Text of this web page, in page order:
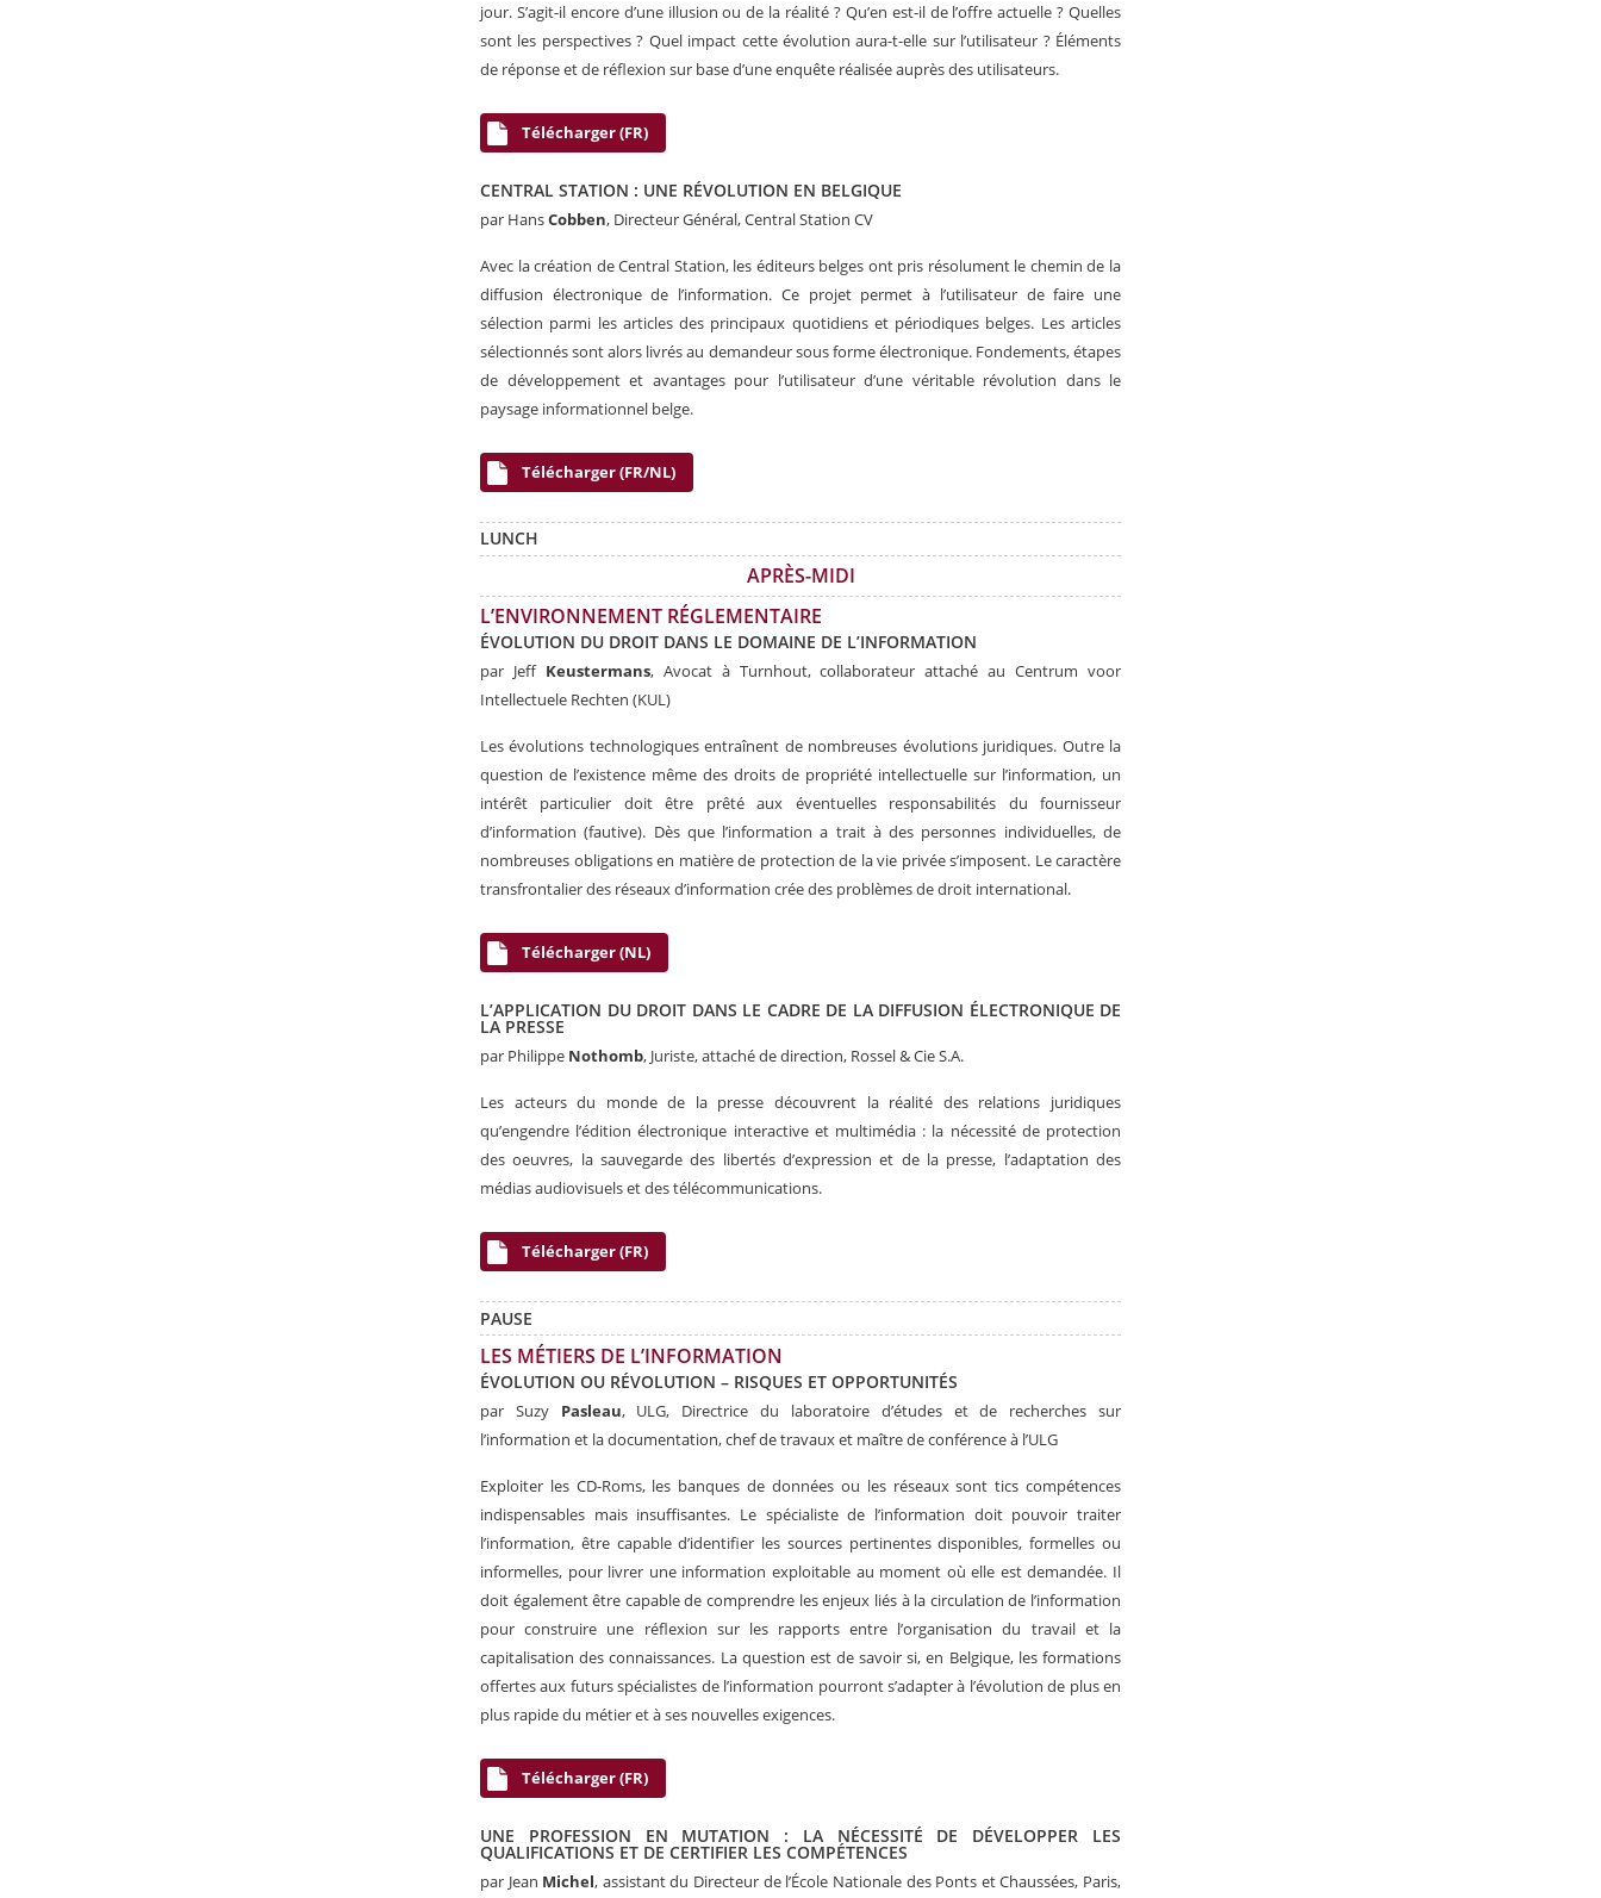
jour. S’agit-il encore d’une illusion ou de la réalité ? Qu’en est-il de l’offre actuelle ? Quelles
sont les perspectives ? Quel impact cette évolution aura-t-elle sur l’utilisateur ? Éléments
de réponse et de réflexion sur base d’une enquête réalisée auprès des utilisateurs.
Télécharger (FR)
CENTRAL STATION : UNE RÉVOLUTION EN BELGIQUE
par HansCobben, Directeur Général, Central Station CV
Avec la création de Central Station, les éditeurs belges ont pris résolument le chemin de la
diffusion électronique de l’information. Ce projet permet à l’utilisateur de faire une
sélection parmi les articles des principaux quotidiens et périodiques belges. Les articles
sélectionnés sont alors livrés au demandeur sous forme électronique. Fondements, étapes
de développement et avantages pour l’utilisateur d’une véritable révolution dans le
paysage informationnel belge.
Télécharger (FR/NL)
LUNCH
APRÈS-MIDI
L’ENVIRONNEMENT RÉGLEMENTAIRE
ÉVOLUTION DU DROIT DANS LE DOMAINE DE L’INFORMATION
par Jeff Keustermans, Avocat à Turnhout, collaborateur attaché au Centrum voor
Intellectuele Rechten (KUL)
Les évolutions technologiques entraînent de nombreuses évolutions juridiques. Outre la
question de l’existence même des droits de propriété intellectuelle sur l’information, un
intérêt particulier doit être prêté aux éventuelles responsabilités du fournisseur
d’information (fautive). Dès que l’information a trait à des personnes individuelles, de
nombreuses obligations en matière de protection de la vie privée s’imposent. Le caractère
transfrontalier des réseaux d’information crée des problèmes de droit international.
Télécharger (NL)
L’APPLICATION DU DROIT DANS LE CADRE DE LA DIFFUSION ÉLECTRONIQUE DE
LA PRESSE
par Philippe Nothomb, Juriste, attaché de direction, Rossel & Cie S.A.
Les acteurs du monde de la presse découvrent la réalité des relations juridiques
qu’engendre l’édition électronique interactive et multimédia : la nécessité de protection
des oeuvres, la sauvegarde des libertés d’expression et de la presse, l’adaptation des
médias audiovisuels et des télécommunications.
Télécharger (FR)
PAUSE
LES MÉTIERS DE L’INFORMATION
ÉVOLUTION OU RÉVOLUTION – RISQUES ET OPPORTUNITÉS
par Suzy Pasleau, ULG, Directrice du laboratoire d’études et de recherches sur
l’information et la documentation, chef de travaux et maître de conférence à l’ULG
Exploiter les CD-Roms, les banques de données ou les réseaux sont tics compétences
indispensables mais insuffisantes. Le spécialiste de l’information doit pouvoir traiter
l’information, être capable d’identifier les sources pertinentes disponibles, formelles ou
informelles, pour livrer une information exploitable au moment où elle est demandée. Il
doit également être capable de comprendre les enjeux liés à la circulation de l’information
pour construire une réflexion sur les rapports entre l’organisation du travail et la
capitalisation des connaissances. La question est de savoir si, en Belgique, les formations
offertes aux futurs spécialistes de l’information pourront s’adapter à l’évolution de plus en
plus rapide du métier et à ses nouvelles exigences.
Télécharger (FR)
UNE PROFESSION EN MUTATION : LA NÉCESSITÉ DE DÉVELOPPER LES
QUALIFICATIONS ET DE CERTIFIER LES COMPÉTENCES
par Jean Michel, assistant du Directeur de l’École Nationale des Ponts et Chaussées, Paris,